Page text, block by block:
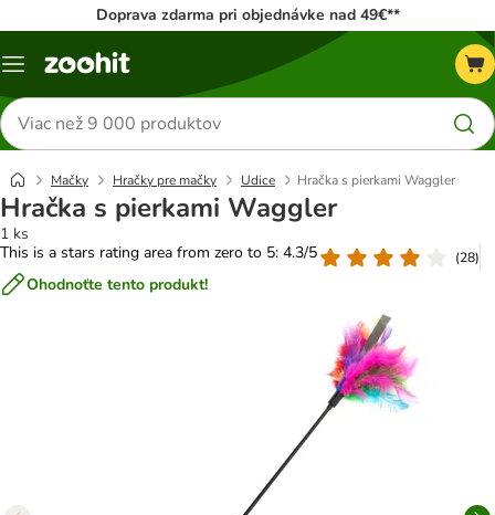
Doprava zdarma pri objednávke nad 49€**
Kategórie
Hľadať
produkty
Mačky Hračky pre mačky Udice Hračka s pierkami Waggler
Hračka s pierkami Waggler
1 ks
This is a stars rating area from zero to 5: 4.3/5
(28)
Ohodnoťte tento produkt!